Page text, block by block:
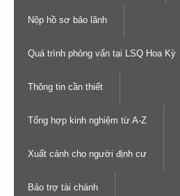
Nộp hồ sơ bảo lãnh
Quá trình phỏng vấn tại LSQ Hoa Kỳ
Thông tin cần thiết
Tổng hợp kinh nghiệm từ A-Z
Xuất cảnh cho người định cư
Bảo trợ tài chánh